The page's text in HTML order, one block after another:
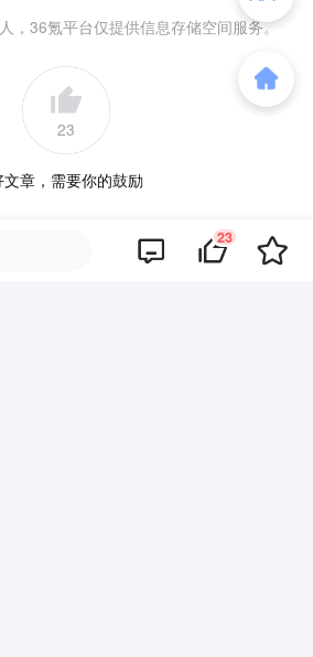
，36氪平台仅提供信息存储空间服务。
23
文章，需要你的鼓励
23